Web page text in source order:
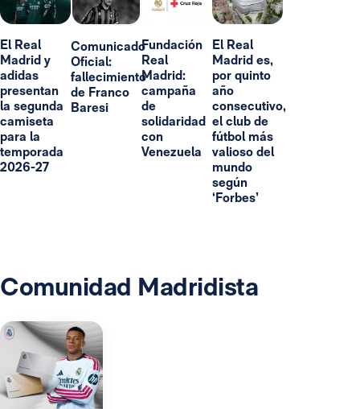
El Real
Madrid y
adidas
presentan
la segunda
camiseta
para la
temporada
2026-27
Comunicado
Oficial:
fallecimiento
de Franco
Baresi
Fundación
Real
Madrid:
campaña
de
solidaridad
con
Venezuela
El Real
Madrid es,
por quinto
año
consecutivo,
el club de
fútbol más
valioso del
mundo
según
‘Forbes’
Comunidad Madridista